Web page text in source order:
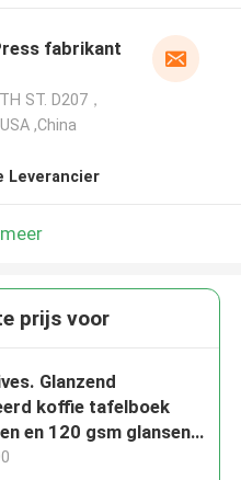
fabrikant
ST. D207，
,China
Leverancier
prijs voor
Glanzend
koffie tafelboek
en 120 gsm glansend